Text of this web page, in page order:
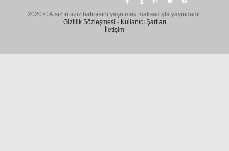
2020 © Atsız'ın aziz hatırasını yaşatmak maksadıyla yayındadır.
Gizlilik Sözleşmesi - Kullanıcı Şartları
İletişim